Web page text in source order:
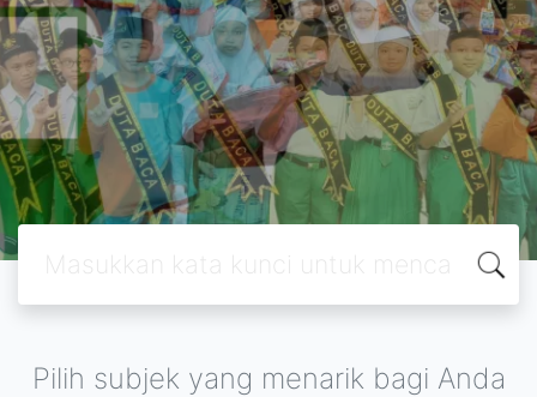
Pilih subjek yang menarik bagi Anda